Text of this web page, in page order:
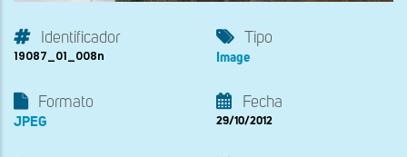
Identificador
19087_01_008n
Tipo
Image
Formato
JPEG
Fecha
29/10/2012